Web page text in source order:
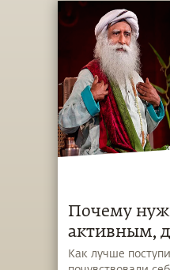
Почему
активным,
вам плохо?
Как лучше